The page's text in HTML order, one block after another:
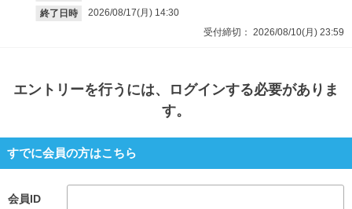
終了日時
2026/08/17(月) 14:30
受付締切： 2026/08/10(月) 23:59
エントリーを行うには、ログインする必要がありま
す。
すでに会員の方はこちら
会員ID